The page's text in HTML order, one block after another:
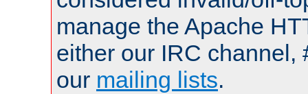
manage the Apache
either our IRC channel,
our mailing lists.